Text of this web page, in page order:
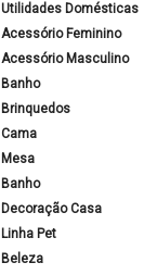
Utilidades Domésticas
Acessório Feminino
Acessório Masculino
Banho
Brinquedos
Cama
Mesa
Banho
Decoração Casa
Linha Pet
Beleza